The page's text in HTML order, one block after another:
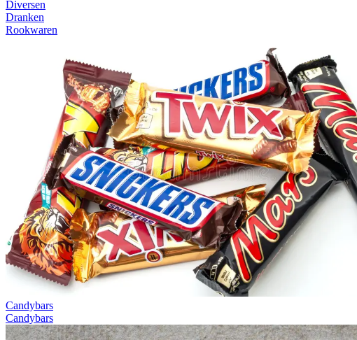
Diversen
Dranken
Rookwaren
Candybars
Candybars